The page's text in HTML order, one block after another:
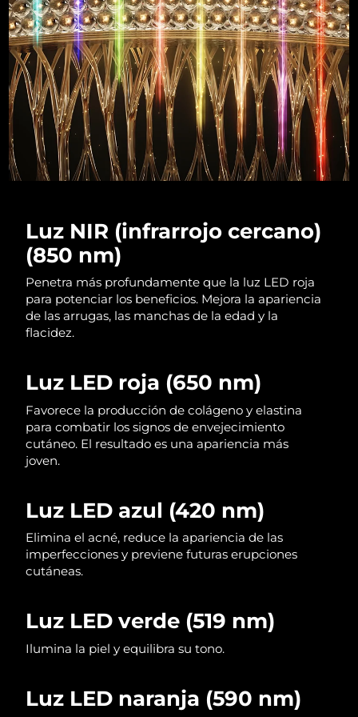
Luz NIR (infrarrojo cercano)
(850 nm)
Penetra más profundamente que la luz LED roja
para potenciar los beneficios. Mejora la apariencia
de las arrugas, las manchas de la edad y la
flacidez.
Luz LED roja (650 nm)
Favorece la producción de colágeno y elastina
para combatir los signos de envejecimiento
cutáneo. El resultado es una apariencia más
joven.
Luz LED azul (420 nm)
Elimina el acné, reduce la apariencia de las
imperfecciones y previene futuras erupciones
cutáneas.
Luz LED verde (519 nm)
Ilumina la piel y equilibra su tono.
Luz LED naranja (590 nm)
RAE de Macao
(China)
Entrega prevista10/8/26
Malasia Entrega prevista11/8/26
Malta Entrega prevista8/8/26
México Entrega prevista12/8/26
Países Bajos Entrega prevista8/8/26
Nueva Zelanda Entrega prevista8/8/26
Noruega Entrega prevista
Filipinas Entrega prevista
Polonia Entrega prevista
Portugal
Puerto Rico Entrega prevista
Catar Entrega prevista
Reunión
Rumanía Entrega prevista
Rusia Entrega prevista
Arabia Saudí Entrega prevista9/8/26